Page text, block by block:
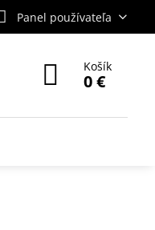
Panel používateľa
Košík
0 €